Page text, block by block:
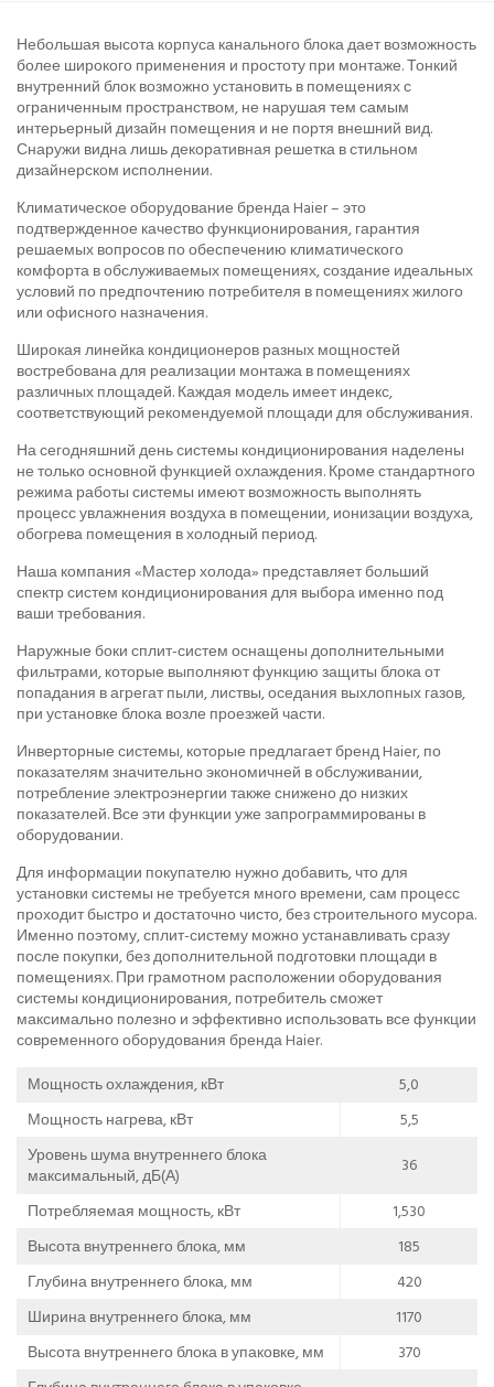
Небольшая высота корпуса канального блока дает возможность
более широкого применения и простоту при монтаже. Тонкий
внутренний блок возможно установить в помещениях с
ограниченным пространством, не нарушая тем самым
интерьерный дизайн помещения и не портя внешний вид.
Снаружи видна лишь декоративная решетка в стильном
дизайнерском исполнении.
Климатическое оборудование бренда Haier – это
подтвержденное качество функционирования, гарантия
решаемых вопросов по обеспечению климатического
комфорта в обслуживаемых помещениях, создание идеальных
условий по предпочтению потребителя в помещениях жилого
или офисного назначения.
Широкая линейка кондиционеров разных мощностей
востребована для реализации монтажа в помещениях
различных площадей. Каждая модель имеет индекс,
соответствующий рекомендуемой площади для обслуживания.
На сегодняшний день системы кондиционирования наделены
не только основной функцией охлаждения. Кроме стандартного
режима работы системы имеют возможность выполнять
процесс увлажнения воздуха в помещении, ионизации воздуха,
обогрева помещения в холодный период.
Наша компания «Мастер холода» представляет больший
спектр систем кондиционирования для выбора именно под
ваши требования.
Наружные боки сплит-систем оснащены дополнительными
фильтрами, которые выполняют функцию защиты блока от
попадания в агрегат пыли, листвы, оседания выхлопных газов,
при установке блока возле проезжей части.
Инверторные системы, которые предлагает бренд Haier, по
показателям значительно экономичней в обслуживании,
потребление электроэнергии также снижено до низких
показателей. Все эти функции уже запрограммированы в
оборудовании.
Для информации покупателю нужно добавить, что для
установки системы не требуется много времени, сам процесс
проходит быстро и достаточно чисто, без строительного мусора.
Именно поэтому, сплит-систему можно устанавливать сразу
после покупки, без дополнительной подготовки площади в
помещениях. При грамотном расположении оборудования
системы кондиционирования, потребитель сможет
максимально полезно и эффективно использовать все функции
современного оборудования бренда Haier.
Мощность охлаждения, кВт
5,0
Мощность нагрева, кВт
5,5
Уровень шума внутреннего блока
максимальный, дБ(А)
36
Потребляемая мощность, кВт
1,530
Высота внутреннего блока, мм
185
Глубина внутреннего блока, мм
420
Ширина внутреннего блока, мм
1170
Высота внутреннего блока в упаковке, мм
370